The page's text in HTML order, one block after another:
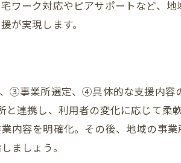
覧活用の勧め
解説
ラン作成まで
の流れ
の連携方法
せて解説
ワーク対応やピアサポートなど、
が実現します。
③事業所選定、④具体的な支援内容
連携し、利用者の変化に応じて柔
内容を明確化。その後、地域の事
ましょう。